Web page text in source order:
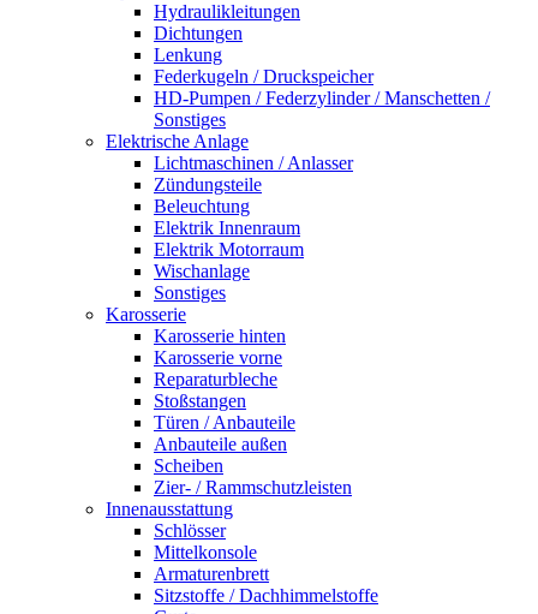
Hydraulikleitungen
Dichtungen
Lenkung
Federkugeln / Druckspeicher
HD-Pumpen / Federzylinder / Manschetten /
Sonstiges
Elektrische Anlage
Lichtmaschinen / Anlasser
Zündungsteile
Beleuchtung
Elektrik Innenraum
Elektrik Motorraum
Wischanlage
Sonstiges
Karosserie
Karosserie hinten
Karosserie vorne
Reparaturbleche
Stoßstangen
Türen / Anbauteile
Anbauteile außen
Scheiben
Zier- / Rammschutzleisten
Innenausstattung
Schlösser
Mittelkonsole
Armaturenbrett
Sitzstoffe / Dachhimmelstoffe